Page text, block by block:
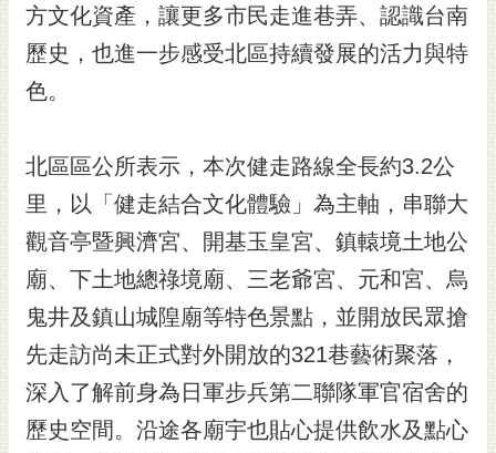
RSS
訂
閱
電
報
市
民
信
箱
English
日
本
方文化資產，讓更多市民走進巷弄、認識台南
歷史，也進一步感受北區持續發展的活力與特
色。
北區區公所表示，本次健走路線全長約3.2公
里，以「健走結合文化體驗」為主軸，串聯大
觀音亭暨興濟宮、開基玉皇宮、鎮轅境土地公
廟、下土地總祿境廟、三老爺宮、元和宮、烏
鬼井及鎮山城隍廟等特色景點，並開放民眾搶
先走訪尚未正式對外開放的321巷藝術聚落，
深入了解前身為日軍步兵第二聯隊軍官宿舍的
歷史空間。沿途各廟宇也貼心提供飲水及點心